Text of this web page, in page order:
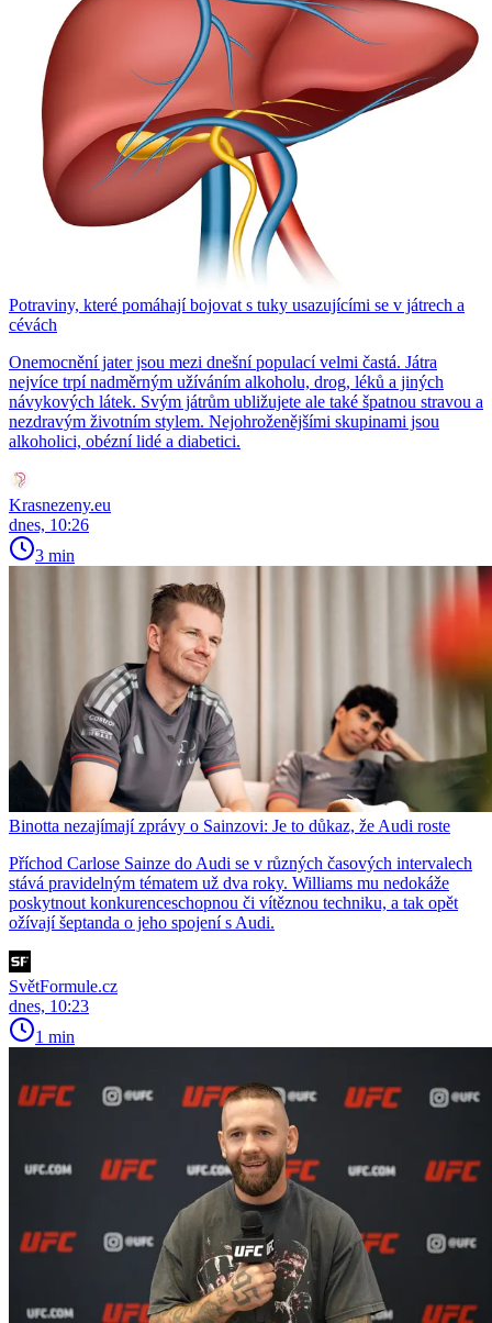
Potraviny, které pomáhají bojovat s tuky usazujícími se v játrech a
cévách
Onemocnění jater jsou mezi dnešní populací velmi častá. Játra
nejvíce trpí nadměrným užíváním alkoholu, drog, léků a jiných
návykových látek. Svým játrům ubližujete ale také špatnou stravou a
nezdravým životním stylem. Nejohroženějšími skupinami jsou
alkoholici, obézní lidé a diabetici.
Krasnezeny.eu
dnes, 10:26
3 min
Binotta nezajímají zprávy o Sainzovi: Je to důkaz, že Audi roste
Příchod Carlose Sainze do Audi se v různých časových intervalech
stává pravidelným tématem už dva roky. Williams mu nedokáže
poskytnout konkurenceschopnou či vítěznou techniku, a tak opět
ožívají šeptanda o jeho spojení s Audi.
SvětFormule.cz
dnes, 10:23
1 min